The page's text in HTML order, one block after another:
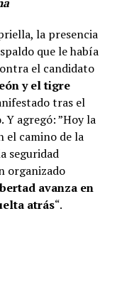
la presencia
que le había
el candidato
y el tigre
tras el
agregó: ”Hoy la
el camino de la
seguridad
organizado
avanza en
atrás“.